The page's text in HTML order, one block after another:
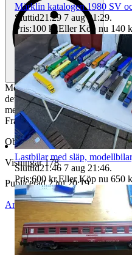
Modellbil av en Volvo PV544 i
detaljer som kromade
med säten och ratt. Hjulen har
Framme fattas kofångare
Objektnr 738 852 903
Visningar 178
Publicerad 2 jul 20:19
Anmäl Sälj liknande
Märklin katalogen 1980 SV
Sluttid21:29 7 aug 21:29.
Pris:100 kr ,Eller Köp nu 140
Lastbilar med släp,
Sluttid21:46 7 aug 21:46.
Pris:600 kr,Eller Köp nu 650